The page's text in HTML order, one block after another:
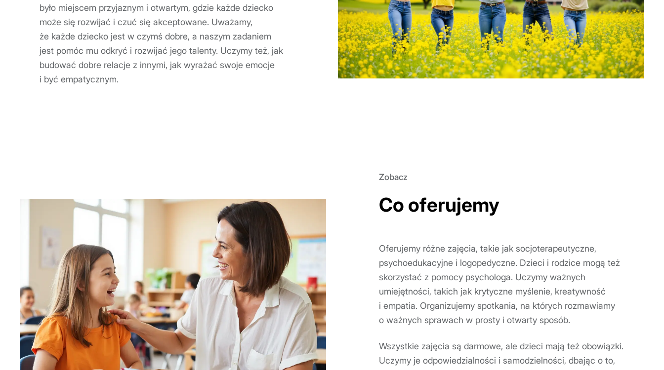
było miejscem przyjaznym i otwartym, gdzie każde dziecko
może się rozwijać i czuć się akceptowane. Uważamy,
że każde dziecko jest w czymś dobre, a naszym zadaniem
jest pomóc mu odkryć i rozwijać jego talenty. Uczymy też, jak
budować dobre relacje z innymi, jak wyrażać swoje emocje
i być empatycznym.
Zobacz
Co oferujemy
Oferujemy różne zajęcia, takie jak socjoterapeutyczne,
psychoedukacyjne i logopedyczne. Dzieci i rodzice mogą też
skorzystać z pomocy psychologa. Uczymy ważnych
umiejętności, takich jak krytyczne myślenie, kreatywność
i empatia. Organizujemy spotkania, na których rozmawiamy
o ważnych sprawach w prosty i otwarty sposób.
Wszystkie zajęcia są darmowe, ale dzieci mają też obowiązki.
Uczymy je odpowiedzialności i samodzielności, dbając o to,